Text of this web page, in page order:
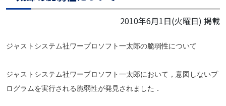
2010年6月1日(火曜日) 掲載
ジャストシステム社ワープロソフト一太郎の脆弱性について
ジャストシステム社ワープロソフト一太郎において，意図しないプ
ログラムを実行される脆弱性が発見されました．